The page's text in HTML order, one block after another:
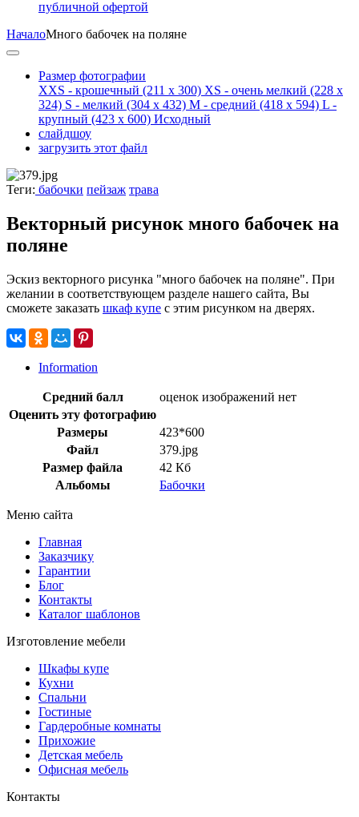
публичной офертой
НачалоМного бабочек на поляне
Размер фотографии
XXS - крошечный (211 x 300) XS - очень мелкий (228 x
324) S - мелкий (304 x 432) M - средний (418 x 594) L -
крупный (423 x 600) Исходный
слайдшоу
загрузить этот файл
Теги: бабочки пейзаж трава
Векторный рисунок много бабочек на
поляне
Эскиз векторного рисунка "много бабочек на поляне". При
желании в соответствующем разделе нашего сайта, Вы
сможете заказать шкаф купе с этим рисунком на дверях.
Information
Средний балл
оценок изображений нет
Оценить эту фотографию
Размеры
423*600
Файл
379.jpg
Размер файла
42 Кб
Альбомы
Бабочки
Меню сайта
Главная
Заказчику
Гарантии
Блог
Контакты
Каталог шаблонов
Изготовление мебели
Шкафы купе
Кухни
Спальни
Гостиные
Гардеробные комнаты
Прихожие
Детская мебель
Офисная мебель
Контакты